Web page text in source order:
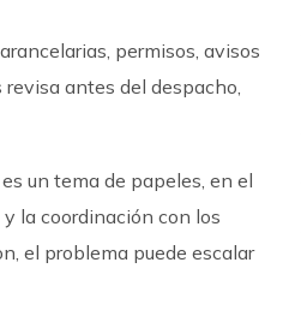
permisos, avisos
antes del despacho,
un tema de papeles, en el
la coordinación con los
el problema puede escalar